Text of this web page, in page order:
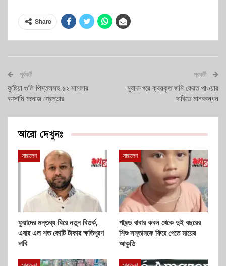
Share
পূর্ববর্তী
কুষ্টিয়া গুলি পিস্তলসহ ১২ মামলার
আসামি মনোজ গ্রেপ্তার
পরবর্তী
মুরাদনগরে ক্রয়কৃত জমি ফেরত পাওয়ার
দাবিতে মানববন্ধন
আরো দেখুনঃ
সারাদেশ
ফুয়াদের মন্তব্য ঘিরে নতুন বিতর্ক,
এবার এল শত কোটি টাকার ক্ষতিপূরণ
দাবি
সারাদেশ
পাষন্ড বাবার কবল থেকে দুই বছরের
শিশু সন্তানকে ফিরে পেতে মায়ের
আকুতি